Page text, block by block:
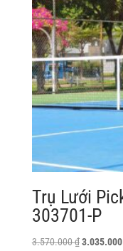
Trụ Lưới
303701-P
3.570.000₫ Giá
3.035.000